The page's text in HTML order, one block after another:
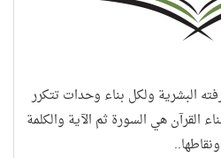
البشرية ولكل بناء وحدات تتكرر
القرآن هي السورة ثم الآية والكلمة